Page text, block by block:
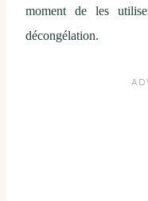
moment de les
décongélation.